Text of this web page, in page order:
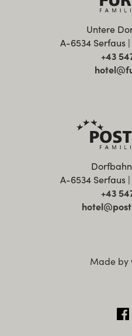
Untere
A-6534 Serfaus
+43
Made by
A-6534 Serfaus
+43